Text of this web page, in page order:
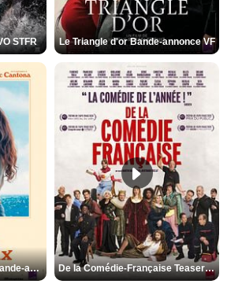
STFR Le Triangle d'or Bande-annonce VF
Les Matins merveilleux Bande-annonce VF De la Comédie-Française Teaser VF